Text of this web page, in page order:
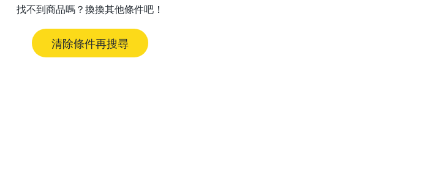
找不到商品嗎？換換其他條件吧！
清除條件再搜尋